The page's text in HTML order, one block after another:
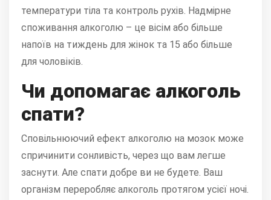
температури тіла та контроль рухів. Надмірне
споживання алкоголю – це вісім або більше
напоїв на тиждень для жінок та 15 або більше
для чоловіків.
Чи допомагає алкоголь
спати?
Сповільнюючий ефект алкоголю на мозок може
спричинити сонливість, через що вам легше
заснути. Але спати добре ви не будете. Ваш
організм переробляє алкоголь протягом усієї ночі.